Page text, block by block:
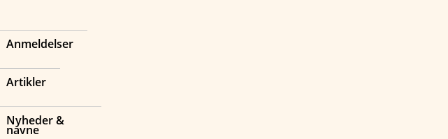
Anmeldelser
Artikler
Nyheder &
navne